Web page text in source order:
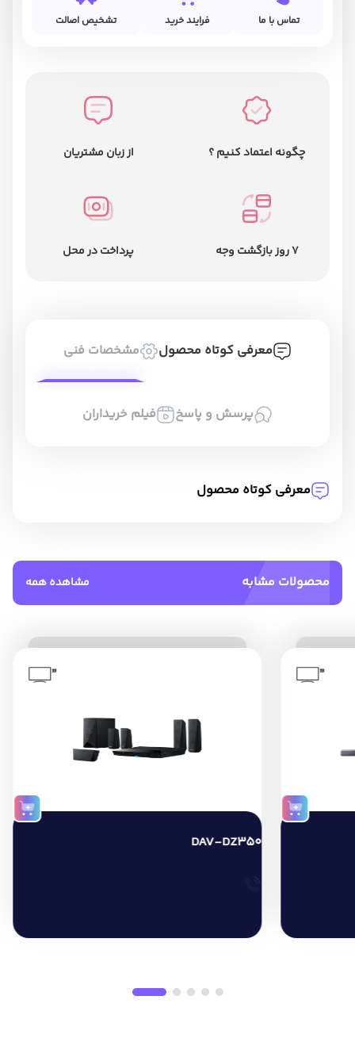
تماس با ما فرایند خرید تشخیص اصالت
چگونه اعتماد کنیم ؟ از زبان مشتریان
7 روز بازگشت وجه پرداخت در محل
معرفی کوتاه محصول مشخصات فنی
پرسش و پاسخ فیلم خریداران
معرفی کوتاه محصول
محصولات مشابه مشاهده همه
”
”
DAV-DZ350